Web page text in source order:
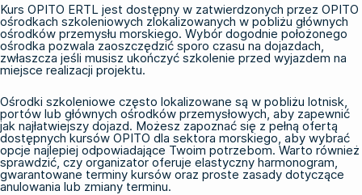
Kurs OPITO ERTL jest dostępny w zatwierdzonych przez OPITO
ośrodkach szkoleniowych zlokalizowanych w pobliżu głównych
ośrodków przemysłu morskiego. Wybór dogodnie położonego
ośrodka pozwala zaoszczędzić sporo czasu na dojazdach,
zwłaszcza jeśli musisz ukończyć szkolenie przed wyjazdem na
miejsce realizacji projektu.
Ośrodki szkoleniowe często lokalizowane są w pobliżu lotnisk,
portów lub głównych ośrodków przemysłowych, aby zapewnić
jak najłatwiejszy dojazd. Możesz zapoznać się z pełną ofertą
dostępnychkursów OPITO dla sektora morskiego , aby wybrać
opcje najlepiej odpowiadające Twoim potrzebom. Warto również
sprawdzić, czy organizator oferuje elastyczny harmonogram,
gwarantowane terminy kursów oraz proste zasady dotyczące
anulowania lub zmiany terminu.